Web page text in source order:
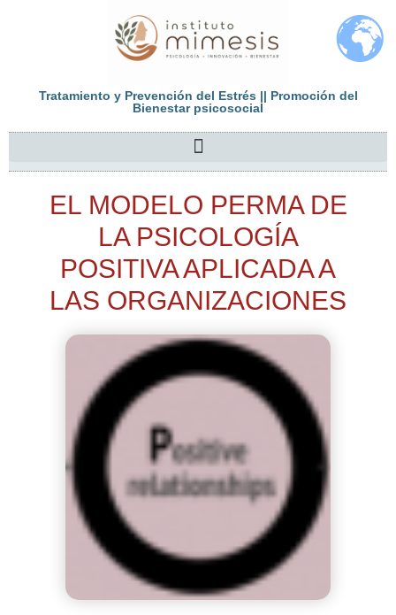
Tratamiento y Prevención del Estrés || Promoción del
Bienestar psicosocial
EL MODELO PERMA DE
LA PSICOLOGÍA
POSITIVA APLICADA A
LAS ORGANIZACIONES